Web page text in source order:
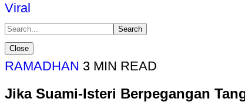
Viral
Search
Close
RAMADHAN 3 MIN READ
Jika Suami-Isteri Berpegangan